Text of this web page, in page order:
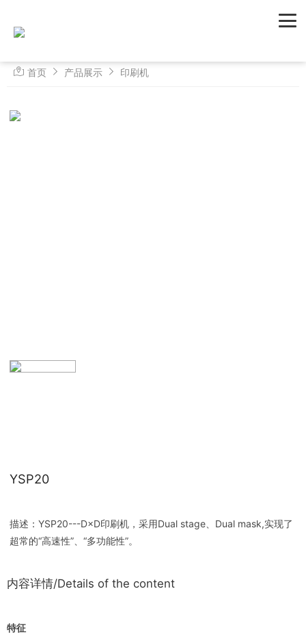
首页 产品展示 印刷机
YSP20
描述：YSP20---D×D印刷机，采用Dual stage、Dual mask,实现了
超常的“高速性”、“多功能性”。
内容详情/Details of the content
特征